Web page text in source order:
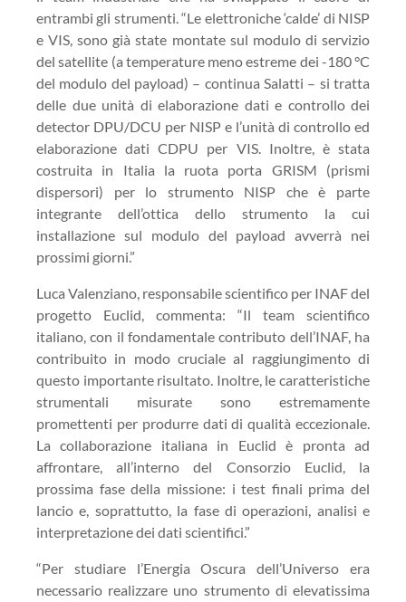
entrambi gli strumenti. “Le elettroniche ‘calde’ di NISP
e VIS, sono già state montate sul modulo di servizio
del satellite (a temperature meno estreme dei -180 °C
del modulo del payload) – continua Salatti – si tratta
delle due unità di elaborazione dati e controllo dei
detector DPU/DCU per NISP e l’unità di controllo ed
elaborazione dati CDPU per VIS. Inoltre, è stata
costruita in Italia la ruota porta GRISM (prismi
dispersori) per lo strumento NISP che è parte
integrante dell’ottica dello strumento la cui
installazione sul modulo del payload avverrà nei
prossimi giorni.”
Luca Valenziano, responsabile scientifico per INAF del
progetto Euclid, commenta: “Il team scientifico
italiano, con il fondamentale contributo dell’INAF, ha
contribuito in modo cruciale al raggiungimento di
questo importante risultato. Inoltre, le caratteristiche
strumentali misurate sono estremamente
promettenti per produrre dati di qualità eccezionale.
La collaborazione italiana in Euclid è pronta ad
affrontare, all’interno del Consorzio Euclid, la
prossima fase della missione: i test finali prima del
lancio e, soprattutto, la fase di operazioni, analisi e
interpretazione dei dati scientifici.”
“Per studiare l’Energia Oscura dell’Universo era
necessario realizzare uno strumento di elevatissima